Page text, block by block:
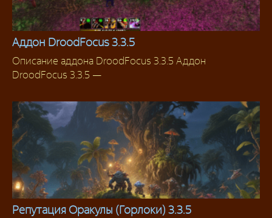
Аддоны 3.3.5
Аддон DroodFocus 3.3.5
Описание аддона DroodFocus 3.3.5 Аддон
DroodFocus 3.3.5 —
Репутация Оракулы (Горлоки) 3.3.5